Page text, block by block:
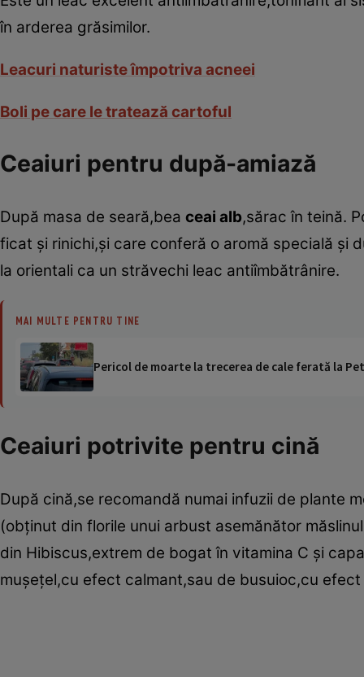
în arderea grăsimilor.
Leacuri naturiste împotriva acneei
Boli pe care le tratează cartoful
Ceaiuri pentru după-amiază
După masa de seară,bea ceai alb,sărac în teină.
ficat şi rinichi,şi care conferă o aromă specială şi
la orientali ca un străvechi leac antiîmbătrânire.
MAI MULTE PENTRU TINE
Pericol de moarte la trecerea de cale ferată la
Ceaiuri potrivite pentru cină
După cină,se recomandă numai infuzii de plante
(obţinut din florile unui arbust asemănător
din Hibiscus,extrem de bogat în vitamina C şi
muşeţel,cu efect calmant,sau de busuioc,cu